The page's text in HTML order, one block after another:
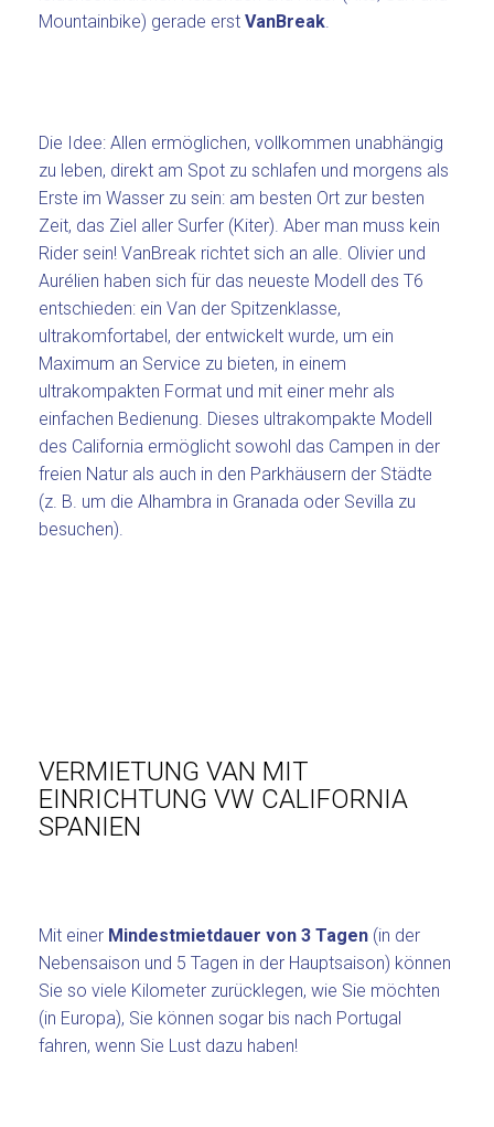
Mountainbike) gerade erstVanBreak
Die Idee: Allen ermöglichen, vollkommen unabhängig
zu leben, direkt am Spot zu schlafen und morgens als
Erste im Wasser zu sein: am besten Ort zur besten
Zeit, das Ziel aller Surfer (Kiter). Aber man muss kein
Rider sein! VanBreak richtet sich an alle. Olivier und
Aurélien haben sich für das neueste Modell des T6
entschieden: ein Van der Spitzenklasse,
ultrakomfortabel, der entwickelt wurde, um ein
Maximum an Service zu bieten, in einem
ultrakompakten Format und mit einer mehr als
einfachen Bedienung. Dieses ultrakompakte Modell
des California ermöglicht sowohl das Campen in der
freien Natur als auch in den Parkhäusern der Städte
(z. B. um die Alhambra in Granada oder Sevilla zu
besuchen).
VERMIETUNG VAN MIT
EINRICHTUNG VW CALIFORNIA
SPANIEN
Mit einer Mindestmietdauer von 3 Tagen (in der
Nebensaison und 5 Tagen in der Hauptsaison) können
Sie so viele Kilometer zurücklegen, wie Sie möchten
(in Europa), Sie können sogar bis nach Portugal
fahren, wenn Sie Lust dazu haben!